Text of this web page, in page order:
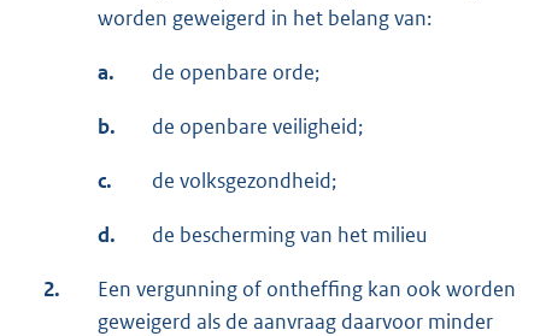
worden geweigerd in het belang van:
a. de openbare orde;
b. de openbare veiligheid;
c. de volksgezondheid;
d. de bescherming van het milieu
2.
Een vergunning of ontheffing kan ook worden
geweigerd als de aanvraag daarvoor minder